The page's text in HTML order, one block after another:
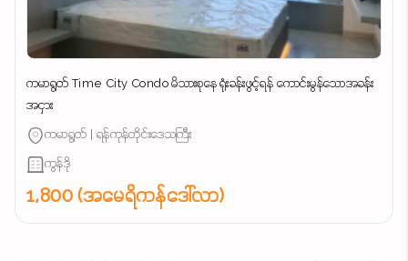
ကမာရွတ် Time City Condo မိသားစုနေ ရုံးခန်းဖွင့်ရန် ကောင်းမွန်သောအခန်း
အငှား
ကမာရွတ် | ရန်ကုန်တိုင်းဒေသကြီး
ကွန်ဒို
1,800 (အမေရိကန်ဒေါ်လာ)